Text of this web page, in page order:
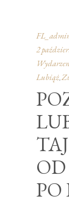
2
Lubiąż,
PO